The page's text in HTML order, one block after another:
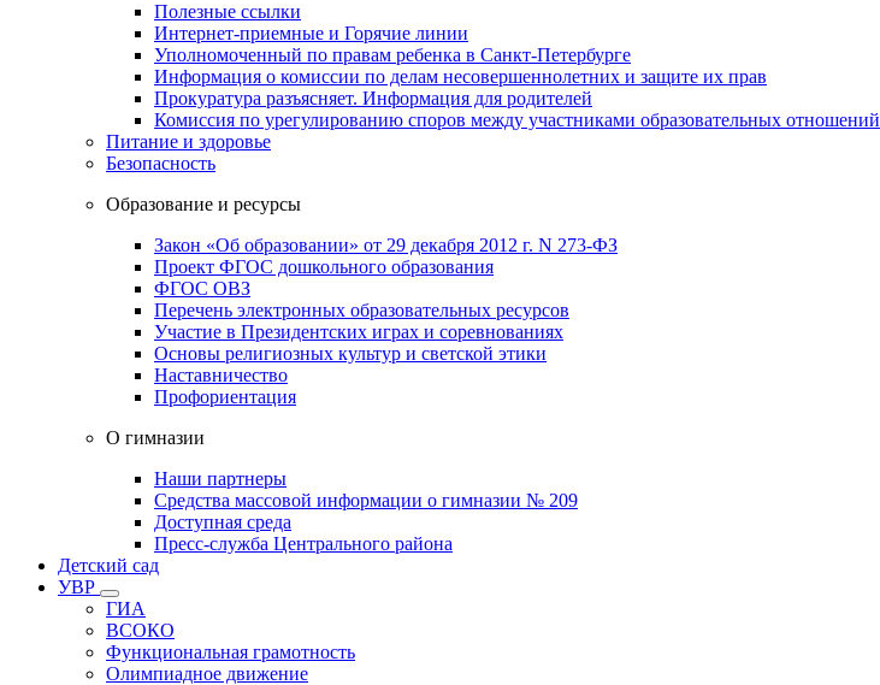
Полезные ссылки
Интернет-приемные и Горячие линии
Уполномоченный по правам ребенка в Санкт-Петербурге
Информация о комиссии по делам несовершеннолетних и защите их прав
Прокуратура разъясняет. Информация для родителей
Комиссия по урегулированию споров между участниками образовательных отношений
Питание и здоровье
Безопасность
Образование и ресурсы
Закон «Об образовании» от 29 декабря 2012 г. N 273-ФЗ
Проект ФГОС дошкольного образования
ФГОС ОВЗ
Перечень электронных образовательных ресурсов
Участие в Президентских играх и соревнованиях
Основы религиозных культур и светской этики
Наставничество
Профориентация
О гимназии
Наши партнеры
Средства массовой информации о гимназии № 209
Доступная среда
Пресс-служба Центрального района
Детский сад
УВР
ГИА
ВСОКО
Функциональная грамотность
Олимпиадное движение